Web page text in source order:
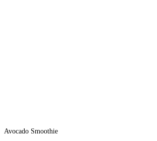
Avocado Smoothie